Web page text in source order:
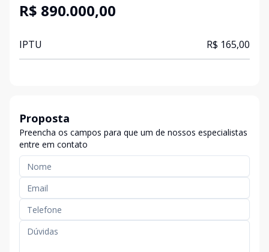
R$ 890.000,00
IPTU R$ 165,00
Proposta
Preencha os campos para que um de nossos especialistas
entre em contato